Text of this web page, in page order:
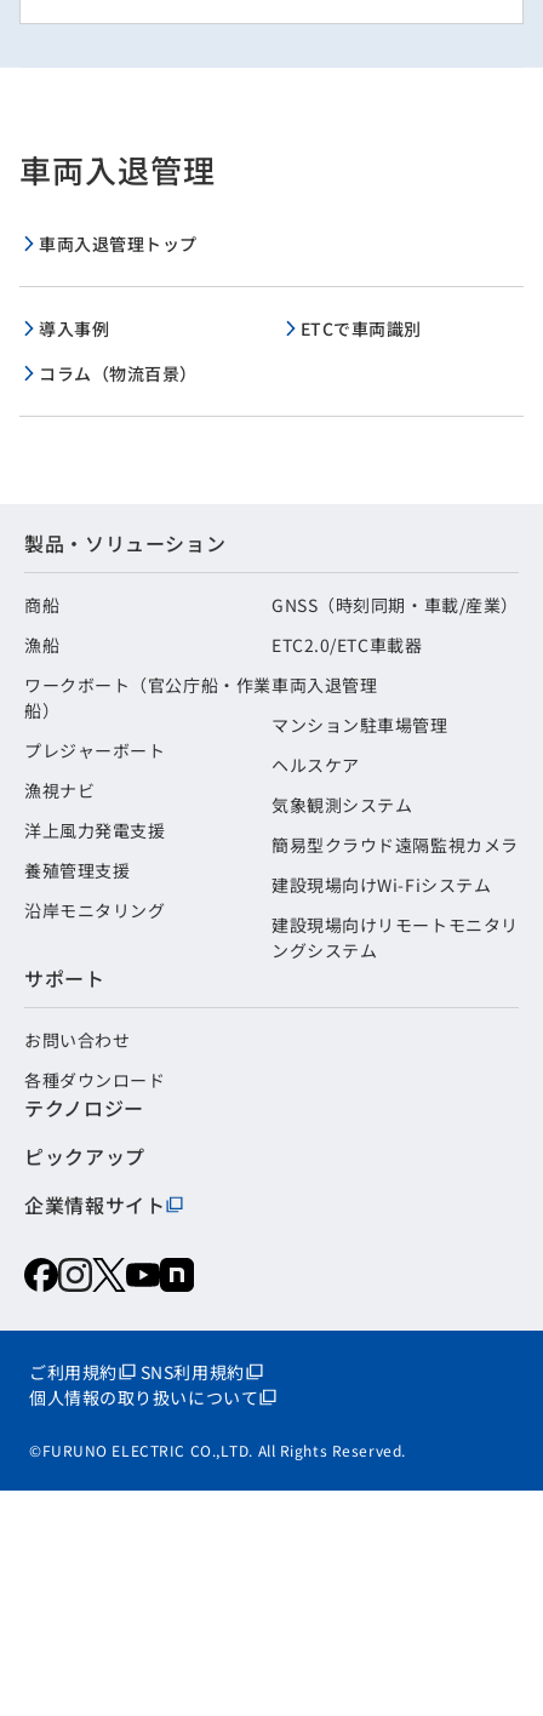
車両入退管理
車両入退管理トップ
導入事例
ETCで車両識別
コラム（物流百景）
製品・ソリューション
商船
漁船
ワークボート（官公庁船・作業
船）
プレジャーボート
漁視ナビ
洋上風力発電支援
養殖管理支援
沿岸モニタリング
GNSS（時刻同期・車載/産業）
ETC2.0/ETC車載器
車両入退管理
マンション駐車場管理
ヘルスケア
気象観測システム
簡易型クラウド遠隔監視カメラ
建設現場向けWi-Fiシステム
建設現場向けリモートモニタリ
ングシステム
サポート
お問い合わせ
各種ダウンロード
テクノロジー
ピックアップ
企業情報サイト
ご利用規約
SNS利用規約
個人情報の取り扱いについて
©FURUNO ELECTRIC CO.,LTD. All Rights Reserved.